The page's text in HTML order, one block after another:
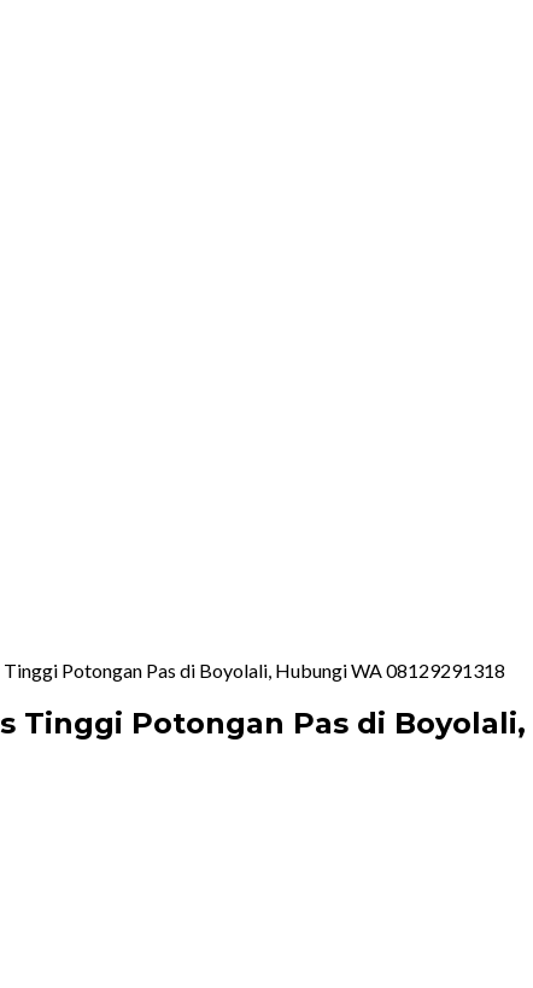
Tinggi Potongan Pas di Boyolali, Hubungi WA 08129291318
Tinggi Potongan Pas di Boyolali,